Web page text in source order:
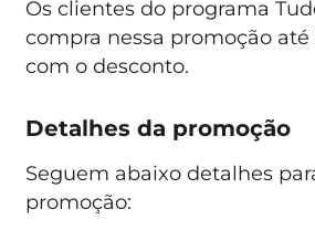
Os clientes do programa
compra nessa promoção
com o desconto.
Detalhes da promoção
Seguem abaixo detalhes
promoção: